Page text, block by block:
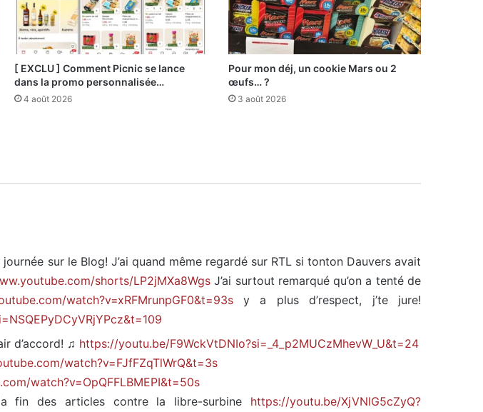
[ EXCLU ] Comment Picnic se lance
dans la promo personnalisée…
4 août 2026
Pour mon déj, un cookie Mars ou 2
œufs… ?
3 août 2026
sur le Blog! J’ai quand même regardé sur RTL si tonton Dauvers avait
shorts/LP2jMXa8Wgs J’ai surtout remarqué qu’on a tenté de
watch?v=xRFMrunpGF0&t=93sy a plus d’respect, j’te jure!
d’accord! ♫ https://youtu.be/F9WckVtDNIo?si=_4_p2MUCzMhevW_U&t=24
watch?v=FJfFZqTlWrQ&t=3s
watch?v=OpQFFLBMEPI&t=50s
fin des articles contre la libre-surbine https://youtu.be/XjVNlG5cZyQ?